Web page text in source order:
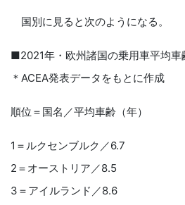
国別に見ると次のようになる。
■2021年・欧州諸国の乗用車平均
＊ACEA発表データをもとに作成
順位＝国名／平均車齢（年）
1＝ルクセンブルク／6.7
2＝オーストリア／8.5
3＝アイルランド／8.6